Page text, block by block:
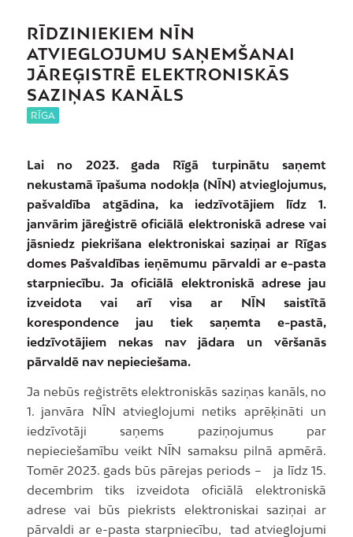
RĪDZINIEKIEM NĪN
ATVIEGLOJUMU SAŅEMŠANAI
JĀREĢISTRĒ ELEKTRONISKĀS
SAZIŅAS KANĀLS
RĪGA
Lai no 2023. gada Rīgā turpinātu saņemt
nekustamā īpašuma nodokļa (NĪN) atvieglojumus,
pašvaldība atgādina, ka iedzīvotājiem līdz 1.
janvārim jāreģistrē oficiālā elektroniskā adrese vai
jāsniedz piekrišana elektroniskai saziņai ar Rīgas
domes Pašvaldības ieņēmumu pārvaldi ar e-pasta
starpniecību. Ja oficiālā elektroniskā adrese jau
izveidota vai arī visa ar NĪN saistītā
korespondence jau tiek saņemta e-pastā,
iedzīvotājiem nekas nav jādara un vēršanās
pārvaldē nav nepieciešama.
Ja nebūs reģistrēts elektroniskās saziņas kanāls, no
1. janvāra NĪN atvieglojumi netiks aprēķināti un
iedzīvotāji saņems paziņojumus par
nepieciešamību veikt NĪN samaksu pilnā apmērā.
Tomēr 2023. gads būs pārejas periods – ja līdz 15.
decembrim tiks izveidota oficiālā elektroniskā
adrese vai būs piekrists elektroniskai saziņai ar
pārvaldi ar e-pasta starpniecību, tad atvieglojumi